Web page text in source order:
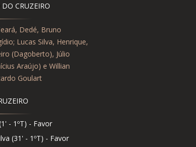
DO CRUZEIRO
Dedé, Bruno
Lucas Silva, Henrique,
(Dagoberto), Júlio
Araújo) e Willian
Goulart
- 1ºT) - Favor
(31' - 1ºT) - Favor